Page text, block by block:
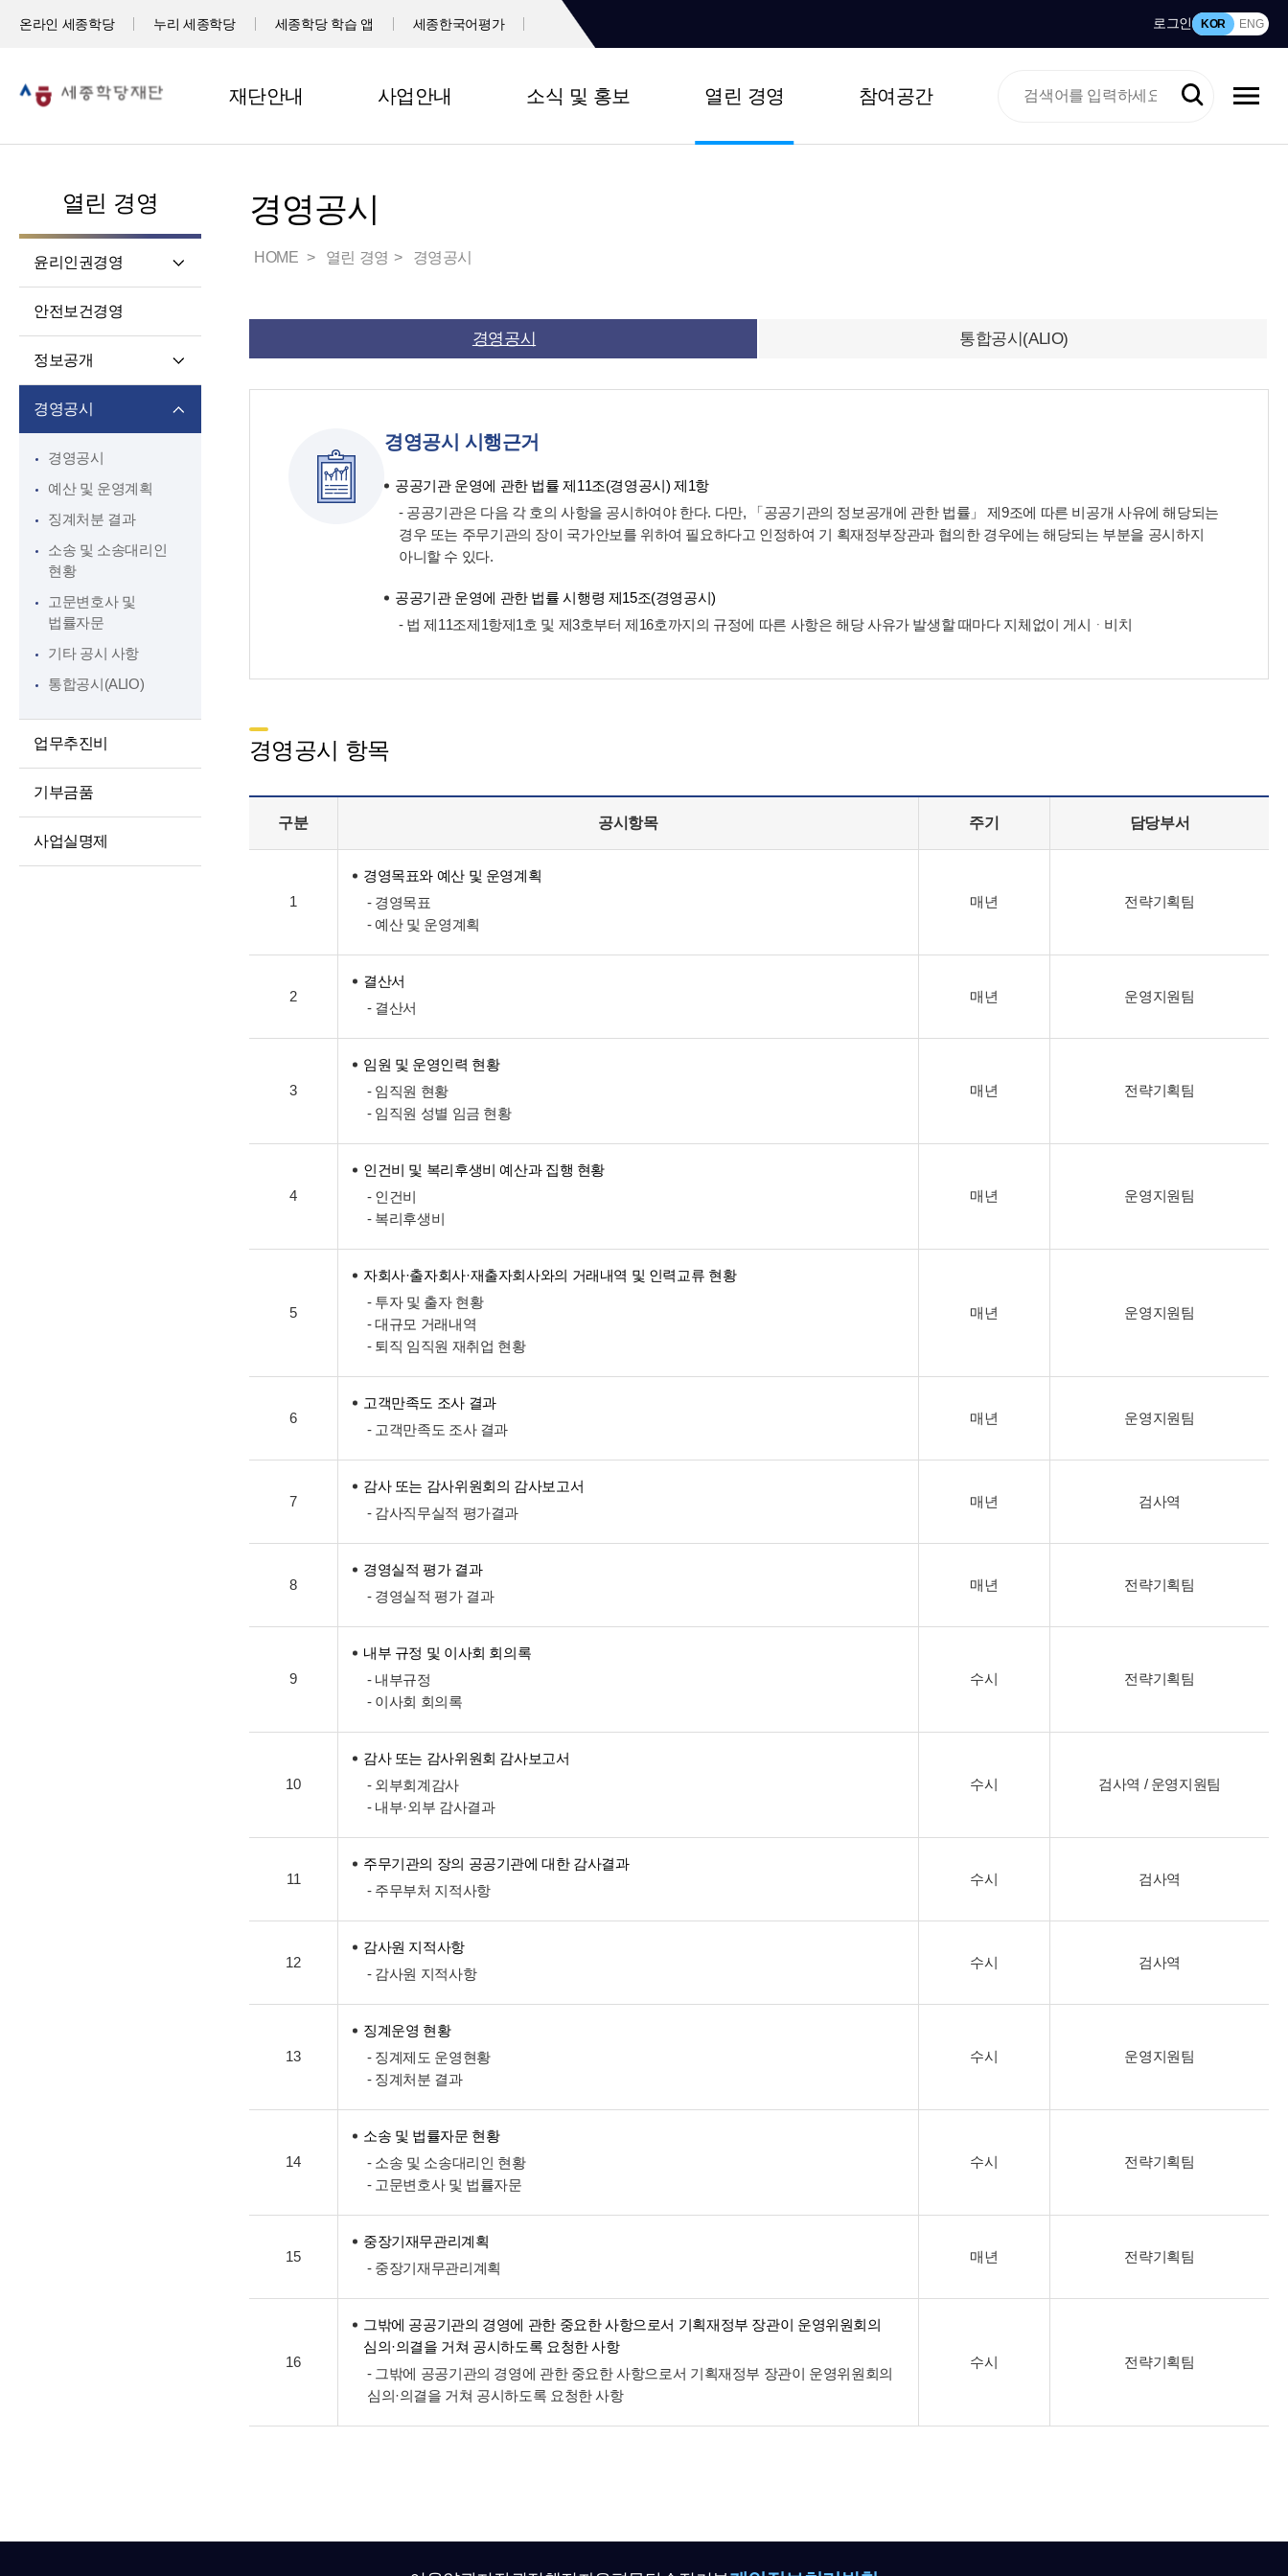
온라인 세종학당 누리 세종학당 세종학당 학습 앱 세종한국어평가 로그인 KOR ENG
재단안내 사업안내 소식 및 홍보 열린 경영 참여공간
열린 경영
윤리인권경영
고객서비스 헌장
윤리 자가 진단
재단 청렴 실천 결의문
인권경영
윤리인권경영 활동
청렴포털부패신고
익명부패신고
(레드휘슬)
청렴포털공익신고
갑질피해신고
안전보건경영
정보공개
처리절차
정보공개방법
불복구제절차
비공개세부기준
공공데이터 개방
경영공시
경영공시
예산 및 운영계획
징계처분 결과
소송 및 소송대리인
현황
고문변호사 및
법률자문
기타 공시 사항
통합공시(ALIO)
업무추진비
기부금품
사업실명제
경영공시
HOME 열린 경영 경영공시
경영공시 통합공시(ALIO)
경영공시 시행근거
공공기관 운영에 관한 법률 제11조(경영공시) 제1항
- 공공기관은 다음 각 호의 사항을 공시하여야 한다. 다만, 「공공기관의 정보공개에 관한 법률」 제9조에 따른 비공개 사유에 해당되는
경우 또는 주무기관의 장이 국가안보를 위하여 필요하다고 인정하여 기 획재정부장관과 협의한 경우에는 해당되는 부분을 공시하지
아니할 수 있다.
공공기관 운영에 관한 법률 시행령 제15조(경영공시)
- 법 제11조제1항제1호 및 제3호부터 제16호까지의 규정에 따른 사항은 해당 사유가 발생할 때마다 지체없이 게시ᆞ비치
경영공시 항목
구분 공시항목 주기 담당부서
1
경영목표와 예산 및 운영계획
- 경영목표
- 예산 및 운영계획
매년 전략기획팀
2
결산서
- 결산서
매년 운영지원팀
3
임원 및 운영인력 현황
- 임직원 현황
- 임직원 성별 임금 현황
매년 전략기획팀
4
인건비 및 복리후생비 예산과 집행 현황
- 인건비
- 복리후생비
매년 운영지원팀
5
자회사·출자회사·재출자회사와의 거래내역 및 인력교류 현황
- 투자 및 출자 현황
- 대규모 거래내역
- 퇴직 임직원 재취업 현황
매년 운영지원팀
6
고객만족도 조사 결과
- 고객만족도 조사 결과
매년 운영지원팀
7
감사 또는 감사위원회의 감사보고서
- 감사직무실적 평가결과
매년 검사역
8
경영실적 평가 결과
- 경영실적 평가 결과
매년 전략기획팀
9
내부 규정 및 이사회 회의록
- 내부규정
- 이사회 회의록
수시 전략기획팀
10
감사 또는 감사위원회 감사보고서
- 외부회계감사
- 내부·외부 감사결과
수시 검사역 / 운영지원팀
11
주무기관의 장의 공공기관에 대한 감사결과
- 주무부처 지적사항
수시 검사역
12
감사원 지적사항
- 감사원 지적사항
수시 검사역
13
징계운영 현황
- 징계제도 운영현황
- 징계처분 결과
수시 운영지원팀
14
소송 및 법률자문 현황
- 소송 및 소송대리인 현황
- 고문변호사 및 법률자문
수시 전략기획팀
15
중장기재무관리계획
- 중장기재무관리계획
매년 전략기획팀
16
그밖에 공공기관의 경영에 관한 중요한 사항으로서 기획재정부 장관이 운영위원회의
심의·의결을 거쳐 공시하도록 요청한 사항
- 그밖에 공공기관의 경영에 관한 중요한 사항으로서 기획재정부 장관이 운영위원회의
심의·의결을 거쳐 공시하도록 요청한 사항
수시 전략기획팀